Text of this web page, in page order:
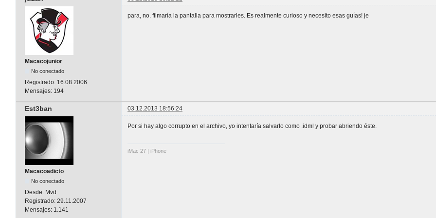
Macacojunior
No conectado
Registrado: 16.08.2006
Mensajes: 194
para, no. filmaría la pantalla para mostrarles. Es realmente curioso y necesito esas guías! je
Est3ban 03.12.2013 18:56:24
Macacoadicto
No conectado
Desde: Mvd
Registrado: 29.11.2007
Mensajes: 1.141
Por si hay algo corrupto en el archivo, yo intentaría salvarlo como .idml y probar abriendo éste.
iMac 27 | iPhone